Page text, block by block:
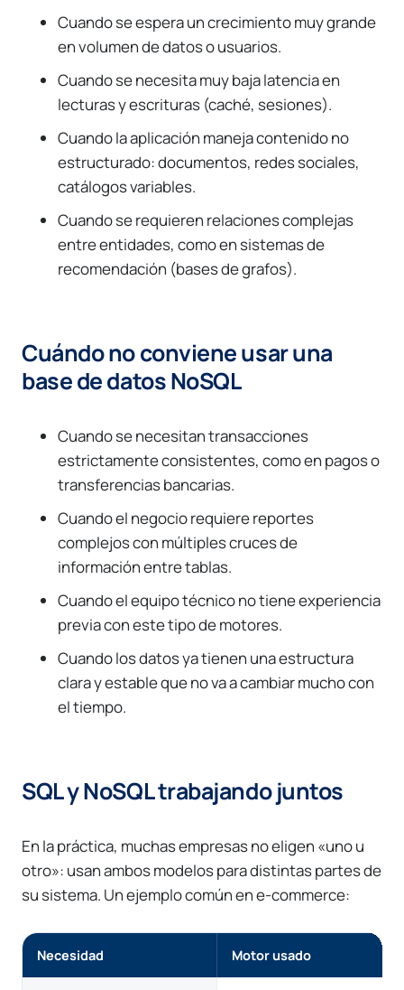
Cuando se espera un crecimiento muy grande
en volumen de datos o usuarios.
Cuando se necesita muy baja latencia en
lecturas y escrituras (caché, sesiones).
Cuando la aplicación maneja contenido no
estructurado: documentos, redes sociales,
catálogos variables.
Cuando se requieren relaciones complejas
entre entidades, como en sistemas de
recomendación (bases de grafos).
Cuándo no conviene usar una
base de datos NoSQL
Cuando se necesitan transacciones
estrictamente consistentes, como en pagos o
transferencias bancarias.
Cuando el negocio requiere reportes
complejos con múltiples cruces de
información entre tablas.
Cuando el equipo técnico no tiene experiencia
previa con este tipo de motores.
Cuando los datos ya tienen una estructura
clara y estable que no va a cambiar mucho con
el tiempo.
SQL y NoSQL trabajando juntos
En la práctica, muchas empresas no eligen «uno u
otro»: usan ambos modelos para distintas partes de
su sistema. Un ejemplo común en e-commerce:
Necesidad Motor usado